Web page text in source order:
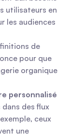
utilisateurs en
les audiences
de
pour que
organique
personnalisé
des flux
ceux
une